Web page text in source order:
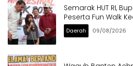
Semarak HUT RI,
Peserta Fun Walk
Daerah 09/08/2026